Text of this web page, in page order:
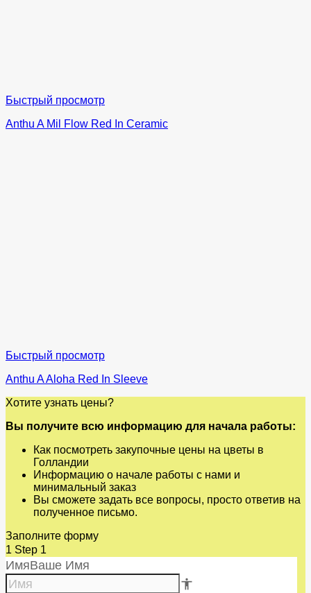
Быстрый просмотр
Anthu A Mil Flow Red In Ceramic
Быстрый просмотр
Anthu A Aloha Red In Sleeve
Хотите узнать цены?
Вы получите всю информацию для начала работы:
Как посмотреть закупочные цены на цветы в
Голландии
Информацию о начале работы с нами и
минимальный заказ
Вы сможете задать все вопросы, просто ответив на
полученное письмо.
Заполните форму
1 Step 1
ИмяВаше Имя
accessibility e84e